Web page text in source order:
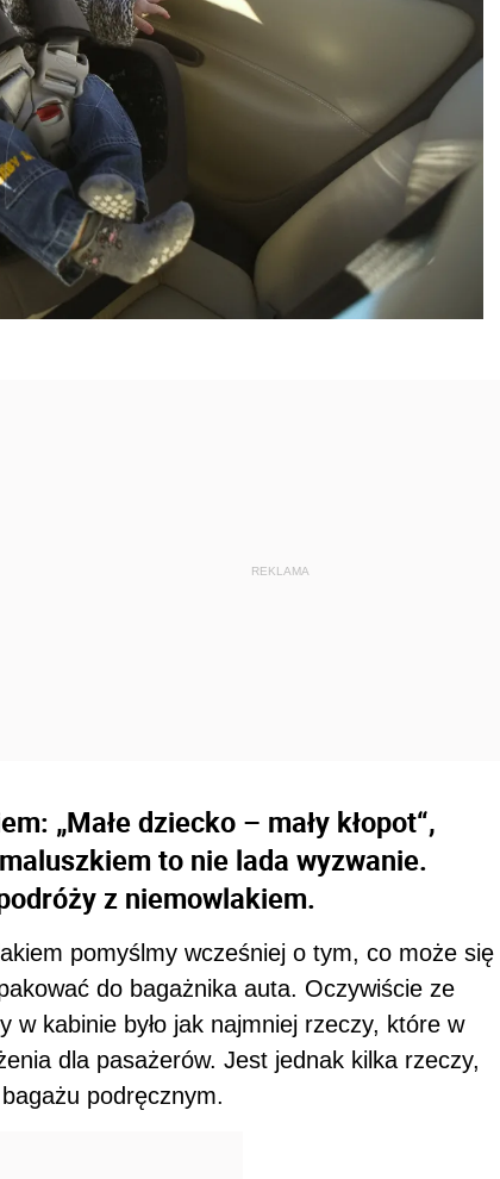
„Małe dziecko – mały kłopot“,
to nie lada wyzwanie.
z niemowlakiem.
pomyślmy wcześniej o tym, co może się
do bagażnika auta. Oczywiście ze
w kabinie było jak najmniej rzeczy, które w
dla pasażerów. Jest jednak kilka rzeczy,
podręcznym.